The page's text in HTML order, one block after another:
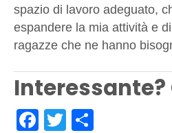
spazio di lavoro adeguato,
espandere la mia attività e
ragazze che ne hanno
Interessante?
Facebook
Twitter